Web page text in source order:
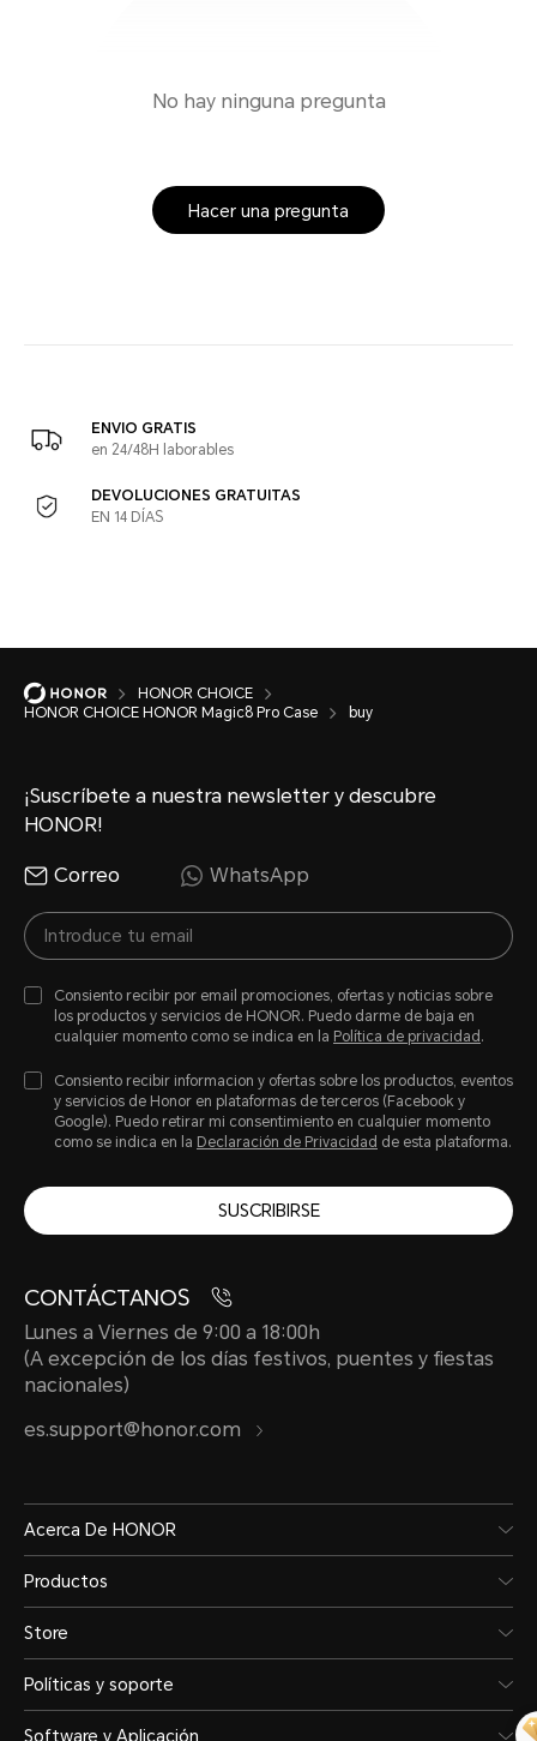
No hay ninguna pregunta
Hacer una pregunta
ENVIO GRATIS
en 24/48H laborables
DEVOLUCIONES GRATUITAS
EN 14 DÍAS
HONOR CHOICE
HONOR CHOICE HONOR Magic8 Pro Case
buy
¡Suscríbete a nuestra newsletter y descubre
HONOR!
Correo WhatsApp
Consiento recibir por email promociones, ofertas y noticias sobre
los productos y servicios de HONOR. Puedo darme de baja en
cualquier momento como se indica en la Política de privacidad .
Consiento recibir informacion y ofertas sobre los productos, eventos
y servicios de Honor en plataformas de terceros (Facebook y
Google). Puedo retirar mi consentimiento en cualquier momento
como se indica en la Declaración de Privacidad de esta plataforma.
SUSCRIBIRSE
CONTÁCTANOS
Lunes a Viernes de 9:00 a 18:00h
(A excepción de los días festivos, puentes y fiestas
nacionales)
es.support@honor.com
Acerca De HONOR
Productos
Store
Políticas y soporte
Software y Aplicación